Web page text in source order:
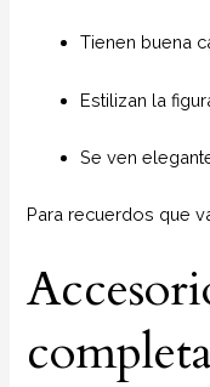
Tienen buena
Estilizan la
Se ven
Para recuerdos que